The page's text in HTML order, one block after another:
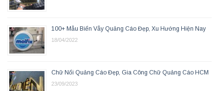
100+ Mẫu Biển Vẫy Quảng Cáo Đẹp, Xu Hướng Hiện Nay
18/04/2022
Chữ Nổi Quảng Cáo Đẹp, Gia Công Chữ Quảng Cáo HCM
23/09/2023